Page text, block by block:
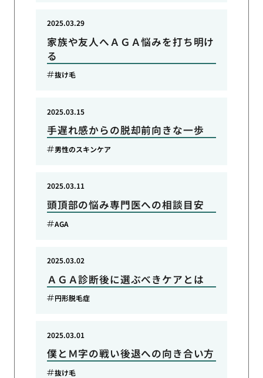
家族や友人へＡＧＡ悩みを打ち明け
る
2025.03.29
抜け毛
手遅れ感からの脱却前向きな一歩
2025.03.15
男性のスキンケア
頭頂部の悩み専門医への相談目安
2025.03.11
AGA
ＡＧＡ診断後に選ぶべきケアとは
2025.03.02
円形脱毛症
僕とＭ字の戦い後退への向き合い方
2025.03.01
抜け毛